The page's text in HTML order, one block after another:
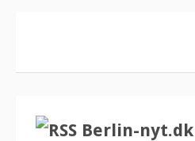
Berlin-nyt.dk